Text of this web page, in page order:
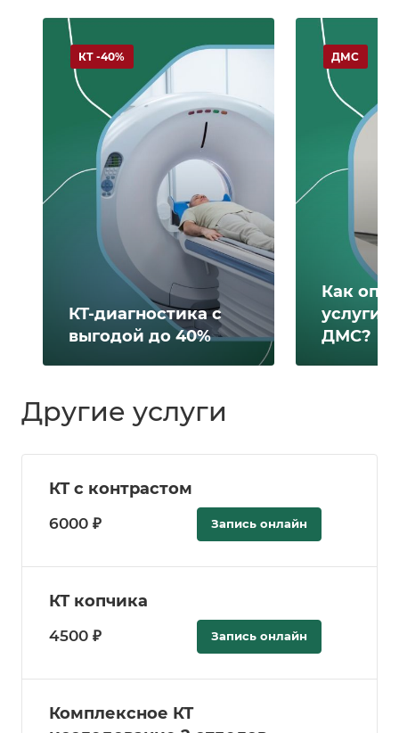
КТ-диагностика с
выгодой до 40%
КТ -40%
Как
услуги
ДМС?
ДМС
Другие услуги
КТ с контрастом
6000 ₽ Запись онлайн
КТ копчика
4500 ₽ Запись онлайн
Комплексное КТ